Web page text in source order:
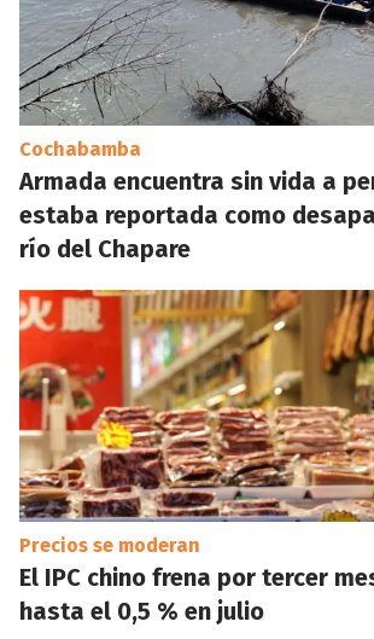
Cochabamba
Armada encuentra sin vida a
estaba reportada como
río del Chapare
Precios se moderan
El IPC chino frena por tercer
hasta el 0,5 % en julio